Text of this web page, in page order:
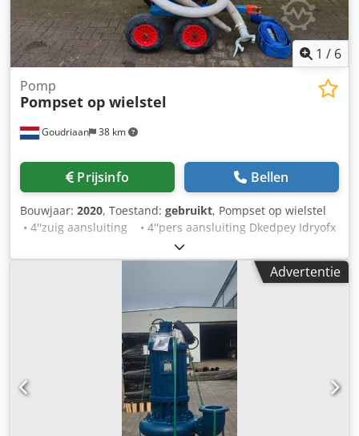
1 / 6
Goudriaan 38 km
Pomp
Pompset op wielstel
Prijsinfo Bellen
Bouwjaar: 2020, Toestand: gebruikt, Pompset op wielstel
• 4''zuig aansluiting • 4''pers aansluiting Dkedpey Idryofx
Adwjr • Voorzien van hand pomp • Incl zuigslang Staat:
Gebruikt Bouwjaar: 2020
Advertentie